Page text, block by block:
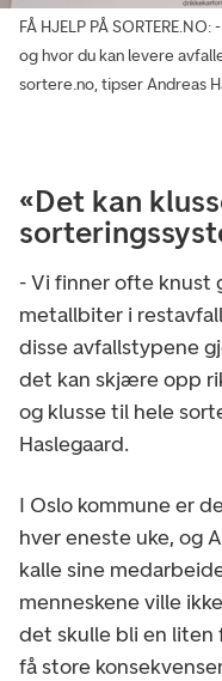
FÅ HJELP PÅ
og hvor du kan levere
sortere.no, tipser Andreas
«Det kan
- Vi finner ofte knust
metallbiter i
disse avfallstypene
det kan skjære opp
og klusse til hele
Haslegaard.
I Oslo kommune er
hver eneste uke, og
kalle sine
menneskene ville
det skulle bli en liten
få store